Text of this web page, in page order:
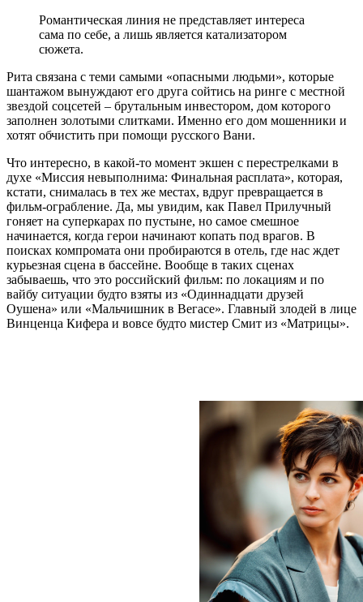
Романтическая линия не представляет интереса
сама по себе, а лишь является катализатором
сюжета.
Рита связана с теми самыми «опасными людьми», которые
шантажом вынуждают его друга сойтись на ринге с местной
звездой соцсетей – брутальным инвестором, дом которого
заполнен золотыми слитками. Именно его дом мошенники и
хотят обчистить при помощи русского Вани.
Что интересно, в какой-то момент экшен с перестрелками в
духе «Миссия невыполнима: Финальная расплата», которая,
кстати, снималась в тех же местах, вдруг превращается в
фильм-ограбление. Да, мы увидим, как Павел Прилучный
гоняет на суперкарах по пустыне, но самое смешное
начинается, когда герои начинают копать под врагов. В
поисках компромата они пробираются в отель, где нас ждет
курьезная сцена в бассейне. Вообще в таких сценах
забываешь, что это российский фильм: по локациям и по
вайбу ситуации будто взяты из «Одиннадцати друзей
Оушена» или «Мальчишник в Вегасе». Главный злодей в лице
Винценца Кифера и вовсе будто мистер Смит из «Матрицы».